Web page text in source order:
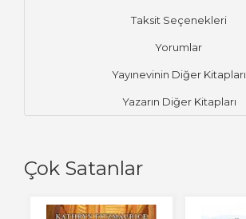
Taksit Seçenekleri
Yorumlar
Yayınevinin Diğer Kitapları
Yazarın Diğer Kitapları
Çok Satanlar